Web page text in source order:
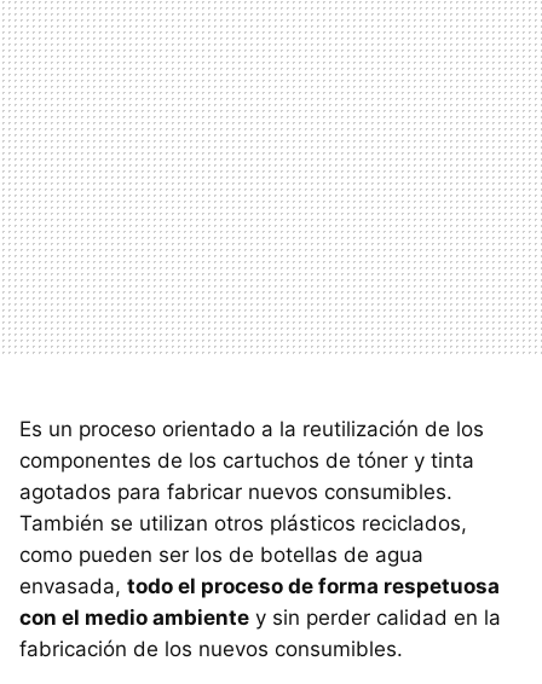
Es un proceso orientado a la reutilización de los
componentes de los cartuchos de tóner y tinta
agotados para fabricar nuevos consumibles.
También se utilizan otros plásticos reciclados,
como pueden ser los de botellas de agua
envasada, todo el proceso de forma respetuosa
con el medio ambiente y sin perder calidad en la
fabricación de los nuevos consumibles.